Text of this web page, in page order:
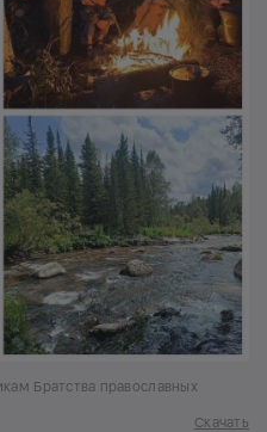
Братства православных
Скачать